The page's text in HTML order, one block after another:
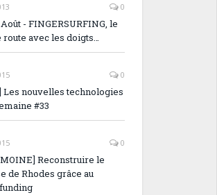
0
Août - FINGERSURFING, le
route avec les doigts…
0
Les nouvelles technologies
#33
0
Reconstruire le
de Rhodes grâce au